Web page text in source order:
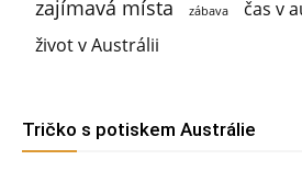
zajímavá místa zábava
čas v
život v Austrálii
Tričko s potiskem Austrálie